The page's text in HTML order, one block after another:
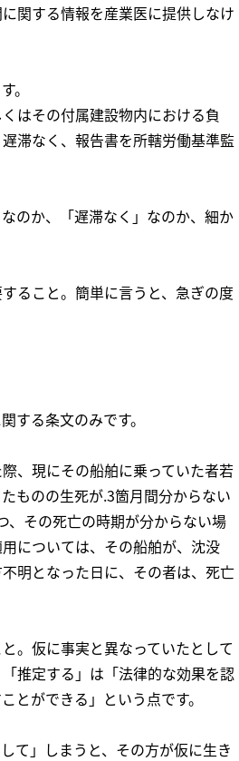
関する情報を産業医に提供しなけ
。
はその付属建設物内における負
滞なく、報告書を所轄労働基準監
のか、「遅滞なく」なのか、細か
ること。簡単に言うと、急ぎの度
する条文のみです。
、現にその船舶に乗っていた者若
ものの生死が.3箇月間分からない
、その死亡の時期が分からない場
については、その船舶が、沈没
明となった日に、その者は、死亡
。仮に事実と異なっていたとして
推定する」は「法律的な効果を認
とができる」という点です。
て」しまうと、その方が仮に生き